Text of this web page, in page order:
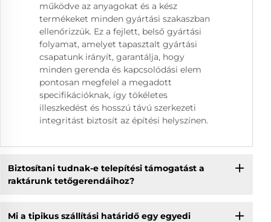
működve az anyagokat és a kész
termékeket minden gyártási szakaszban
ellenőrizzük. Ez a fejlett, belső gyártási
folyamat, amelyet tapasztalt gyártási
csapatunk irányít, garantálja, hogy
minden gerenda és kapcsolódási elem
pontosan megfelel a megadott
specifikációknak, így tökéletes
illeszkedést és hosszú távú szerkezeti
integritást biztosít az építési helyszínen.
Biztosítani tudnak-e telepítési támogatást a
raktárunk tetőgerendáihoz?
Mi a tipikus szállítási határidő egy egyedi